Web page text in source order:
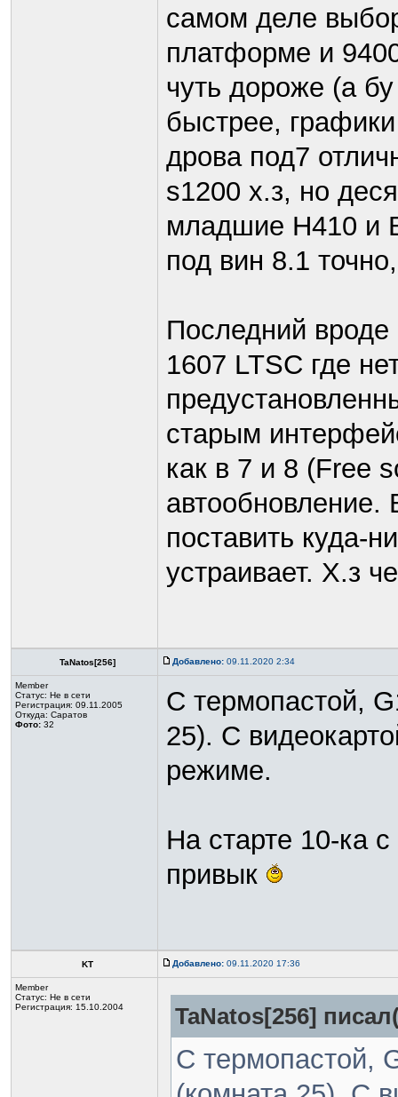
самом деле
платформе и
чуть дороже (а
быстрее,
дрова под7
s1200 х.з, но
младшие H410 и
под вин 8.1
Последний
1607 LTSC где
старым
как в 7 и 8 (Free
автообновление.
поставить куда-
устраивает. Х.з
TaNatos[256] Добавлено: 09.11.2020 2:34
Member
Статус: Не в сети
Регистрация: 09.11.2005
Откуда: Саратов
Фото: 32
С термопастой,
25). С
режиме.
На старте 10-ка
привык
KT Добавлено: 09.11.2020 17:36
Member
Статус: Не в сети
Регистрация: 15.10.2004
TaNatos[256]
С термопастой,